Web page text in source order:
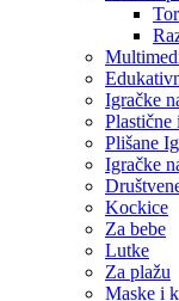
Igračke
Plastične
Plišane
Igračke
Kockice
Za bebe
Lutke
Za plažu
Maske i